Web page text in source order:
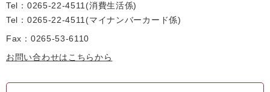
Tel：0265-22-4511
消費生活係
Tel：0265-22-4511
マイナンバーカード係
Fax：0265-53-6110
お問い合わせはこちらから